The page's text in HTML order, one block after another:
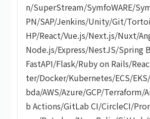
n/SuperStream/SymfoWARE/
PN/SAP/Jenkins/Unity/Git/
HP/React/Vue.js/Next.js/Nuxt/
Node.js/Express/NestJS/Spring
FastAPI/Flask/Ruby on Rails/
ter/Docker/Kubernetes/ECS/EKS/
bda/AWS/Azure/GCP/Terraform/
b Actions/GitLab CI/CircleCI/